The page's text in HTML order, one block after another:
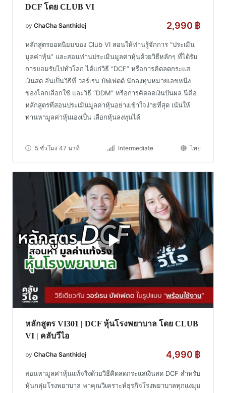
DCF โดย CLUB VI
by ChaCha Santhidej 2,990 ฿
หลักสูตรยอดนิยมของ Club VI สอนให้ท่านรู้จักการ “ประเมิน
มูลค่าหุ้น” และสอนท่านประเมินมูลค่าหุ้นด้วยวิธีหลักๆ ที่ได้รับ
การยอมรับไปทั่วโลก ได้แก่วิธี “DCF” หรือการคิดลดกระแส
เงินสด อันเป็นวิธีที่ วอร์เรน บัฟเฟตต์ นักลงทุนหมายเลขหนึ่ง
ของโลกเลือกใช้ และวิธี “DDM” หรือการคิดลดเงินปันผล นี่คือ
หลักสูตรที่สอนประเมินมูลค่าหุ้นอย่างเข้าใจง่ายที่สุด เน้นให้
ท่านหามูลค่าหุ้นเองเป็น เลือกหุ้นลงทุนได้
5 ชั่วโมง 47 นาที Intermediate ไทย
หลักสูตร VI301 | DCF หุ้นโรงพยาบาล โดย CLUB
VI | คลับวีไอ
by ChaCha Santhidej 4,990 ฿
สอนหามูลค่าหุ้นแท้จริงด้วยวิธีคิดลดกระแสเงินสด DCF สำหรับ
หุ้นกลุ่มโรงพยาบาล พาคุณวิเคราะห์ธุรกิจโรงพยาบาลทุกแง่มุม